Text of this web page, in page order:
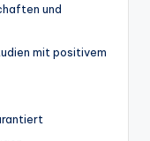
und
mit positivem